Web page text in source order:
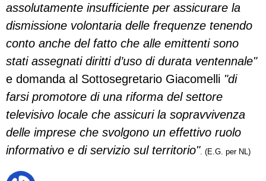
assolutamente insufficiente per assicurare la
dismissione volontaria delle frequenze tenendo
conto anche del fatto che alle emittenti sono
stati assegnati diritti d’uso di durata ventennale"
e domanda al Sottosegretario Giacomelli "di
farsi promotore di una riforma del settore
televisivo locale che assicuri la sopravvivenza
delle imprese che svolgono un effettivo ruolo
informativo e di servizio sul territorio" (E.G. per NL)